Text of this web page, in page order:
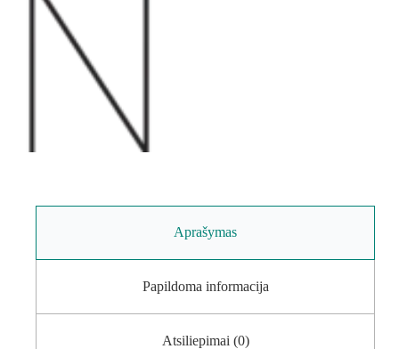
Aprašymas
Papildoma informacija
Atsiliepimai (0)